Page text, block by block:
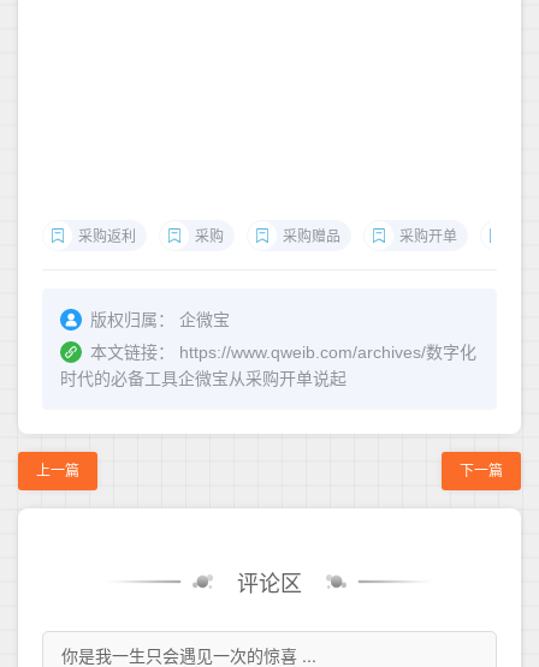
采购返利 采购 采购赠品 采购开单
版权归属：
企微宝
本文链接：
https://www.qweib.com/archives/数字化
时代的必备工具企微宝从采购开单说起
上一篇 下一篇
评论区